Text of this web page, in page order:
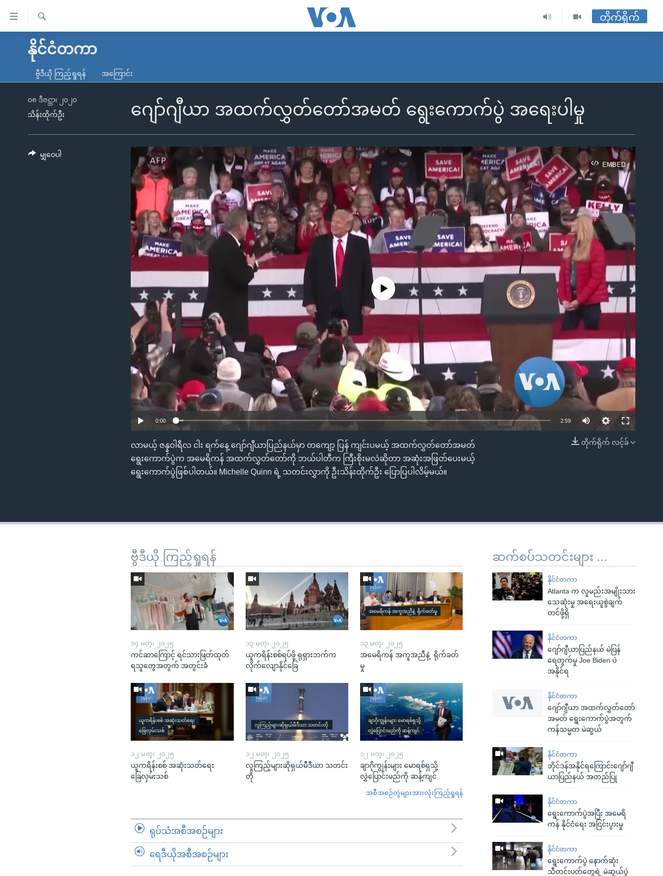
လွယ်ကူ
သည့်
မူလစာမျက်နှာ
ကမ္ဘာ့သတင်းများ
နိုင်ငံတကာ
အမေရိကန်
တရုတ်
အစ္စရေး-ပါလက်စတိုင်း
သတင်းလွတ်လပ်ခွင့်
ရပ်ဝန်းတခု လမ်းတခု အလွန်
အင်္ဂလိပ်စာလေ့လာမယ်
ရှာဖွေ
ရ
လာ
တိုက်ရိုက်
နိုင်ငံတကာ
ဗွီဒီယို ကြည့်ရှုရန် အကြောင်း
ဂျော်ဂျီယာ အထက်လွှတ်တော်အမတ် ရွေးကောက်ပွဲ အရေးပါမှု
၀၈ ဒီဇင္ဘာ၊ ၂၀၂၀
သိန်းထိုက်ဦး
EMBED
EMBED
No media source currently available
0:00 2:59
တိုက်ရိုက် လင့်ခ်
လာမယ့် ဇန္နဝါရီလ ငါး ရက်နေ့ ဂျော်ဂျီယာပြည်နယ်မှာ တကျော့ ပြန် ကျင်းပမယ့် အထက်လွှတ်တော်အမတ်
ရွေးကောက်ပွဲက အမေရိကန် အထက်လွှတ်တော်ကို ဘယ်ပါတီက ကြီးစိုးမလဲဆိုတာ အဆုံးအဖြတ်ပေးမယ့်
ရွေးကောက်ပွဲဖြစ်ပါတယ်။ Michelle Quinn ရဲ့ သတင်းလွှာကို ဦးသိန်းထိုက်ဦး ပြောပြပါလိမ့်မယ်။
မျှဝေပါ
ဆက်စပ်သတင်းများ ...
နိုင်ငံတကာ
Atlanta က လူမည်းအမျိုးသား
သေဆုံးမှု အရေးယူစွဲချက်
တင်ဖို့ရှိ
နိုင်ငံတကာ
ဂျော်ဂျီယာပြည်နယ် မဲပြန်
ရေတွက်မှု Joe Biden ပဲ
အနိုင်ရ
နိုင်ငံတကာ
ဂျော်ဂျီယာ အထက်လွှတ်တော်
အမတ် ရွေးကောက်ပွဲအတွက်
ကန်သမ္မတ မဲဆွယ်
နိုင်ငံတကာ
ဘိုင်ဒန်အနိုင်ရကြောင်းဂျော်ဂျီ
ယာပြည်နယ် အတည်ပြု
နိုင်ငံတကာ
ရွေးကောက်ပွဲအပြီး အမေရိ
ကန် နိုင်ငံရေး အငြင်းပွားမှု
နိုင်ငံတကာ
ရွေးကောက်ပွဲ နောက်ဆုံး
သီတင်းပတ်တွေရဲ့ မဲဆွယ်ပွဲ
ဗွီဒီယို ကြည့်ရှုရန်
၁၄ မတ္၊ ၂၀၂၅
ကင်ဆာကြောင့် ရင်သားဖြတ်ထုတ်
ရသူတွေအတွက် အတွင်းခံ
၁၃ မတ္၊ ၂၀၂၅
ယူကရိန်းစစ်ရပ်ဖို့ ရုရှားဘက်က
လိုက်လျောနိုင်ခြေ
၁၃ မတ္၊ ၂၀၂၅
အမေရိကန် အကူအညီနဲ့ ရိုက်ခတ်
မှု
၁၂ မတ္၊ ၂၀၂၅
ယူကရိန်းစစ် အဆုံးသတ်ရေး
ခြေလှမ်းသစ်
၁၂ မတ္၊ ၂၀၂၅
လူကြည့်များဆိုရှယ်မီဒီယာ သတင်း
တို
၁၂ မတ္၊ ၂၀၂၅
ချာဂိုကျွန်းများ မောရစ်ရှသို့
လွှဲပြောင်းမည်ကို ဆန့်ကျင်
အစီအစဉ်တွဲများအားလုံးကြည့်ရှုရန်
ရုပ်သံအစီအစဉ်များ
ရေဒီယိုအစီအစဉ်များ